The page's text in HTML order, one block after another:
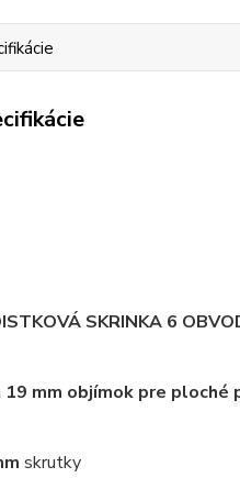
SKRINKA 6
19 mm objímok pre ploché
skrutky